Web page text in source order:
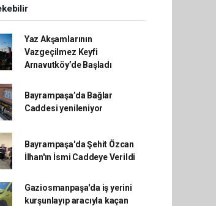
Yaz Akşamlarının
Vazgeçilmez Keyfi
Arnavutköy’de Başladı
Bayrampaşa’da Bağlar
Caddesi yenileniyor
Bayrampaşa'da Şehit Özcan
İlhan'ın İsmi Caddeye Verildi
Gaziosmanpaşa'da iş yerini
kurşunlayıp aracıyla kaçan